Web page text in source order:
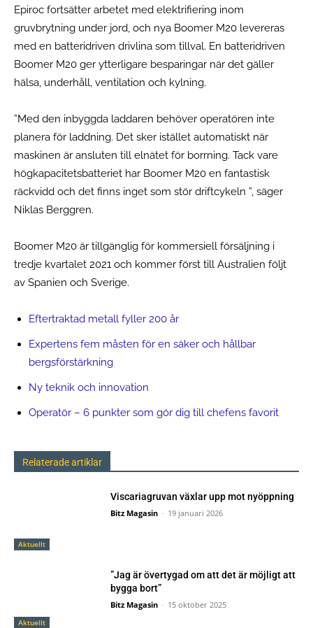
Epiroc fortsätter arbetet med elektrifiering inom
gruvbrytning under jord, och nya Boomer M20 levereras
med en batteridriven drivlina som tillval. En batteridriven
Boomer M20 ger ytterligare besparingar när det gäller
hälsa, underhåll, ventilation och kylning.
”Med den inbyggda laddaren behöver operatören inte
planera för laddning. Det sker istället automatiskt när
maskinen är ansluten till elnätet för borrning. Tack vare
högkapacitetsbatteriet har Boomer M20 en fantastisk
räckvidd och det finns inget som stör driftcykeln ”, säger
Niklas Berggren.
Boomer M20 är tillgänglig för kommersiell försäljning i
tredje kvartalet 2021 och kommer först till Australien följt
av Spanien och Sverige.
Eftertraktad metall fyller 200 år
Expertens fem måsten för en säker och hållbar
bergsförstärkning
Ny teknik och innovation
Operatör – 6 punkter som gör dig till chefens favorit
Relaterade artiklar
Aktuellt
Viscariagruvan växlar upp mot nyöppning
Bitz Magasin - 19 januari 2026
Aktuellt
”Jag är övertygad om att det är möjligt att
bygga bort”
Bitz Magasin - 15 oktober 2025